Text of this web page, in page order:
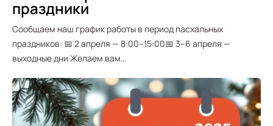
праздники
Сообщаем наш график работы в период пасхальных
праздников: 📅 2 апреля — 8:00–15:00📅 3–6 апреля —
выходные дни Желаем вам…